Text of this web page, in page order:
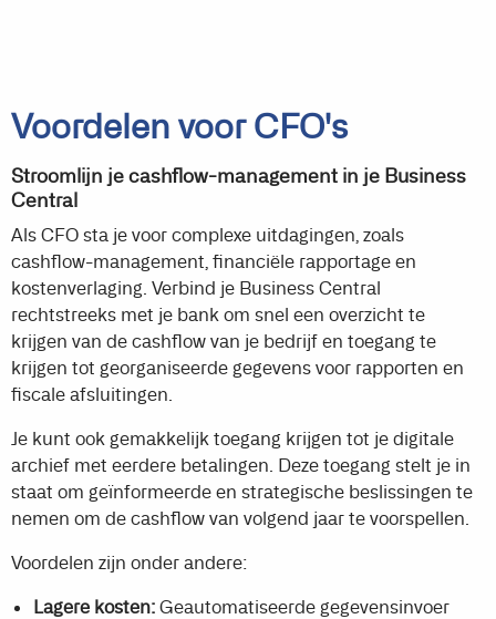
Voordelen voor CFO's
Stroomlijn je cashflow-management in je Business
Central
Als CFO sta je voor complexe uitdagingen, zoals
cashflow-management, financiële rapportage en
kostenverlaging. Verbind je Business Central
rechtstreeks met je bank om snel een overzicht te
krijgen van de cashflow van je bedrijf en toegang te
krijgen tot georganiseerde gegevens voor rapporten en
fiscale afsluitingen.
Je kunt ook gemakkelijk toegang krijgen tot je digitale
archief met eerdere betalingen. Deze toegang stelt je in
staat om geïnformeerde en strategische beslissingen te
nemen om de cashflow van volgend jaar te voorspellen.
Voordelen zijn onder andere:
Lagere kosten: Geautomatiseerde gegevensinvoer